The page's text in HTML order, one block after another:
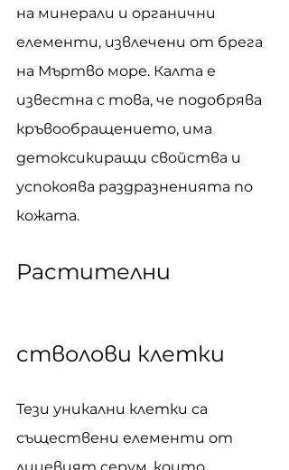
на минерали и органични
елементи, извлечени от брега
на Мъртво море. Калта е
известна с това, че подобрява
кръвообращението, има
детоксикиращи свойства и
успокоява раздразненията по
кожата.
Растителни
стволови клетки
Тези уникални клетки са
съществени елементи от